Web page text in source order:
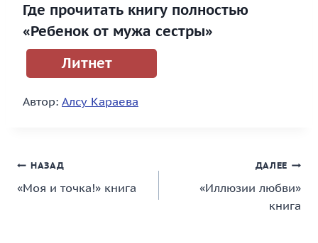
Где прочитать книгу полностью
«Ребенок от мужа сестры»
Литнет
Автор: Алсу Караева
Навигация
по
НАЗАД
«Моя и точка!» книга
ДАЛЕЕ
«Иллюзии любви»
книга